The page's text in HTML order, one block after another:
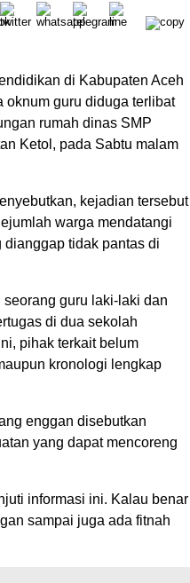
di Kabupaten Aceh
oknum guru diduga terlibat
rumah dinas SMP
Ketol, pada Sabtu malam
kejadian tersebut
warga mendatangi
dianggap tidak pantas di
guru laki-laki dan
di dua sekolah
pihak terkait belum
kronologi lengkap
enggan disebutkan
yang dapat mencoreng
informasi ini. Kalau benar
sampai juga ada fitnah